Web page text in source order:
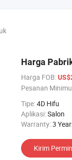
Harga
Harga FOB:
Pesanan
Tipe:4D Hifu
Aplikasi:Salon
Warranty:3
Kirim